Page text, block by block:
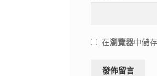
在瀏覽器中儲